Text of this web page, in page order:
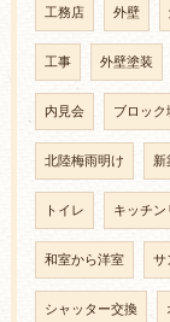
工務店 外壁
工事 外壁塗装
内見会 ブロック
北陸梅雨明け 新
トイレ キッチン
和室から洋室 サ
シャッター交換